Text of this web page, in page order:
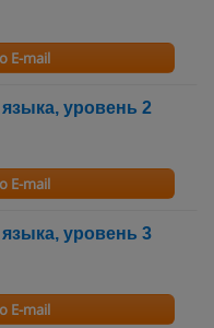
E-mail
уровень 2
E-mail
уровень 3
E-mail